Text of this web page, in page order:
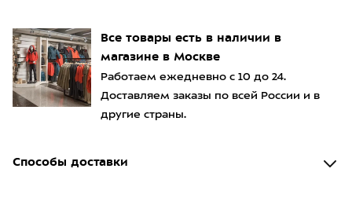
Все товары есть в наличии в
магазине в Москве
Работаем ежедневно с 10 до 24.
Доставляем заказы по всей России и в
другие страны.
Способы доставки